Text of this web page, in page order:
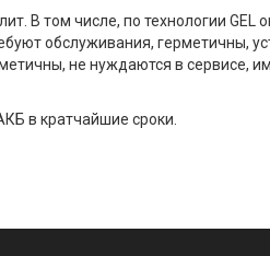
В том числе, по технологии GEL
обслуживания, герметичны,
не нуждаются в сервисе,
в кратчайшие сроки.